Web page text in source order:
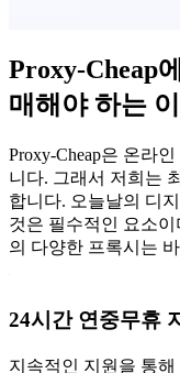
Proxy-Cheap
매해야 하는
Proxy-Cheap은 온라
니다. 그래서 저희는
합니다. 오늘날의 디
것은 필수적인 요소이
의 다양한 프록시는
24시간 연중무휴
지속적인 지원을 통